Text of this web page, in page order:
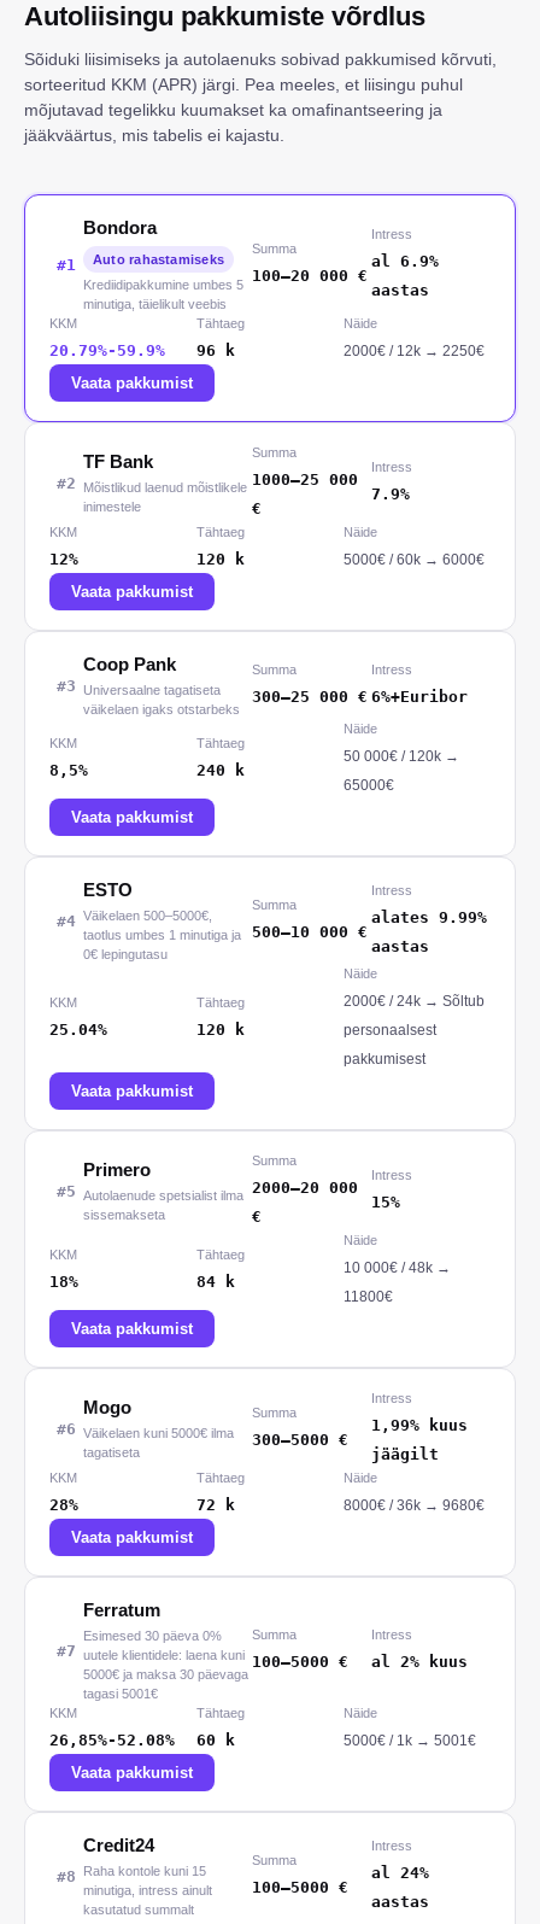
Autoliisingu pakkumiste võrdlus
Sõiduki liisimiseks ja autolaenuks sobivad pakkumised kõrvuti,
sorteeritud KKM (APR) järgi. Pea meeles, et liisingu puhul
mõjutavad tegelikku kuumakset ka omafinantseering ja
jääkväärtus, mis tabelis ei kajastu.
#1
Bondora
Auto rahastamiseks
Krediidipakkumine umbes 5
minutiga, täielikult veebis
Summa
100–20 000 €
Intress
al 6.9%
aastas
KKM
20.79%-59.9%
Tähtaeg
96 k
Näide
2000€ / 12 k → 2250€
Vaata pakkumist
#2
TF Bank
Mõistlikud laenud mõistlikele
inimestele
Summa
1000–25 000
€
Intress
7.9%
KKM
12%
Tähtaeg
120 k
Näide
5000€ /60k → 6000€
Vaata pakkumist
#3
Coop Pank
Universaalne tagatiseta
väikelaen igaks otstarbeks
Summa
300–25 000 €
Intress
6%+Euribor
KKM
8,5%
Tähtaeg
240 k
Näide
50 000€ / 120k →
65000€
Vaata pakkumist
#4
ESTO
Väikelaen 500–5000€,
taotlus umbes 1 minutiga ja
0€ lepingutasu
Summa
500–10 000 €
Intress
alates 9.99%
aastas
KKM
25.04%
Tähtaeg
120 k
Näide
2000€ /24k → Sõltub
personaalsest
pakkumisest
Vaata pakkumist
#5
Primero
Autolaenude spetsialist ilma
sissemakseta
Summa
2000–20 000
€
Intress
15%
KKM
18%
Tähtaeg
84 k
Näide
10 000€ /48 k →
11800€
Vaata pakkumist
#6
Mogo
Väikelaen kuni 5000€ ilma
tagatiseta
Summa
300–5000 €
Intress
1,99% kuus
jäägilt
KKM
28%
Tähtaeg
72 k
Näide
8000€ /36 k → 9680€
Vaata pakkumist
#7
Ferratum
Esimesed 30 päeva 0%
uutele klientidele: laena kuni
5000€ ja maksa 30 päevaga
tagasi 5001€
Summa
100–5000 €
Intress
al 2% kuus
KKM
26,85%-52.08%
Tähtaeg
60 k
Näide
5000€ / 1 k → 5001€
Vaata pakkumist
#8
Credit24
Raha kontole kuni 15
minutiga, intress ainult
kasutatud summalt
Summa
100–5000 €
Intress
al 24%
aastas